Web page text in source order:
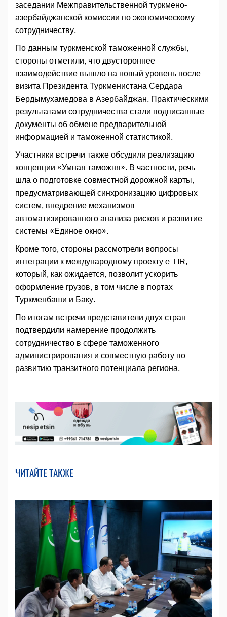
заседании Межправительственной туркмено-
азербайджанской комиссии по экономическому
сотрудничеству.
По данным туркменской таможенной службы,
стороны отметили, что двустороннее
взаимодействие вышло на новый уровень после
визита Президента Туркменистана Сердара
Бердымухамедова в Азербайджан. Практическими
результатами сотрудничества стали подписанные
документы об обмене предварительной
информацией и таможенной статистикой.
Участники встречи также обсудили реализацию
концепции «Умная таможня». В частности, речь
шла о подготовке совместной дорожной карты,
предусматривающей синхронизацию цифровых
систем, внедрение механизмов
автоматизированного анализа рисков и развитие
системы «Единое окно».
Кроме того, стороны рассмотрели вопросы
интеграции к международному проекту e-TIR,
который, как ожидается, позволит ускорить
оформление грузов, в том числе в портах
Туркменбаши и Баку.
По итогам встречи представители двух стран
подтвердили намерение продолжить
сотрудничество в сфере таможенного
администрирования и совместную работу по
развитию транзитного потенциала региона.
ЧИТАЙТЕ ТАКЖЕ